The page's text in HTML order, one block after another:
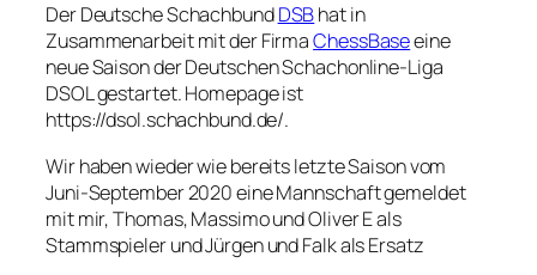
Der Deutsche SchachbundDSBhat in
Zusammenarbeit mit der FirmaChessBaseeine
neue Saison der Deutschen Schachonline-Liga
DSOL gestartet. Homepage ist
https://dsol.schachbund.de/.
Wir haben wieder wie bereits letzte Saison vom
Juni-September 2020 eine Mannschaft gemeldet
mit mir, Thomas, Massimo und Oliver E als
Stammspieler und Jürgen und Falk als Ersatz